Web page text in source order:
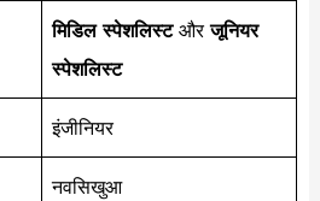
मिडिल स्पेशलिस्टऔरजूनियर
स्पेशलिस्ट
इंजीनियर
नवसिखुआ